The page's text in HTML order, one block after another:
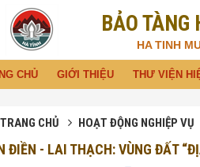
BẢO TÀNG
HA TINH
CHỦ GIỚI THIỆU THƯ VIỆN
TRANG CHỦ HOẠT ĐỘNG NGHIỆP VỤ
ĐIỀN - LAI THẠCH: VÙNG ĐẤT